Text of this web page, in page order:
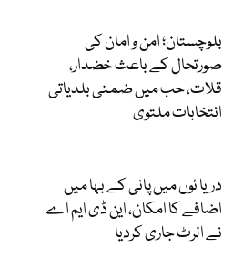
بلوچستان؛ امن و امان کی
صورتحال کے باعث خضدار،
قلات، حب میں ضمنی بلدیاتی
انتخابات ملتوی
دریا ئوں میں پانی کے بہا میں
اضافے کا امکان، این ڈی ایم اے
نے الرٹ جاری کردیا